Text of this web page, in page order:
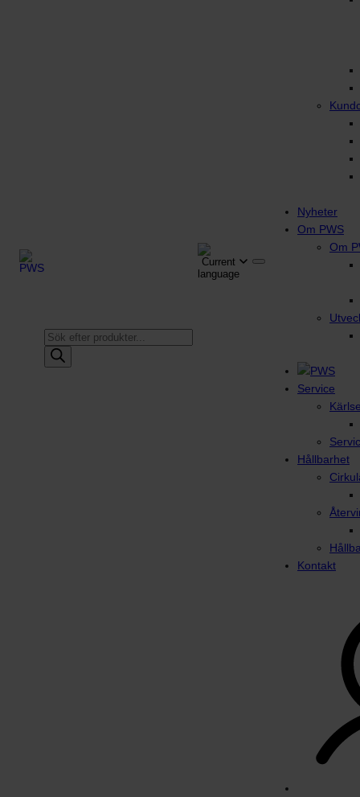
Produktsökning
Nyheter
Om PWS
Om
Service
Hållbarhet
Kontakt